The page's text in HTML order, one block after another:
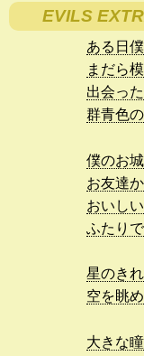
EVILS
ある日
まだら
出会っ
群青色
僕のお
お友達
おいし
ふたり
星のき
空を眺
大きな瞳